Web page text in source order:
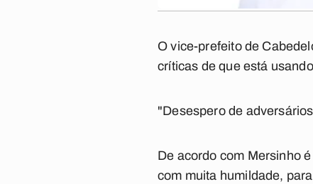
O vice-prefeito de
críticas de que está
"Desespero de
De acordo com Mersinho
com muita humildade,